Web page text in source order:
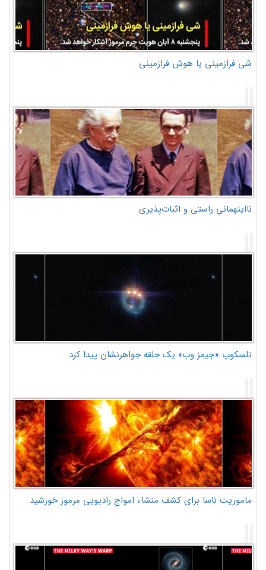
شی فرازمینی یا هوش فرازمینی
نااینهمانیِ راستی و اثبات‌پذیری
تلسکوپ «جیمز وب» یک حلقه جواهرنشان پیدا کرد
ماموریت ناسا برای کشف منشاء امواج رادیویی مرموز خورشید